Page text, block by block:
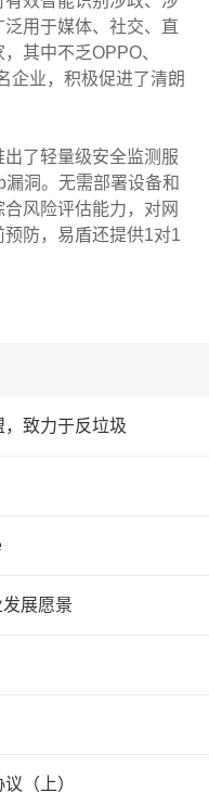
用于媒体、社交、直
其中不乏OPPO、
企业，积极促进了清朗
了轻量级安全监测服
洞。无需部署设备和
风险评估能力，对网
防，易盾还提供1对1
，致力于反垃圾
展愿景
（上）